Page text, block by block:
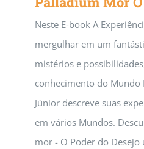
Neste E-book A
mergulhar em um
mistérios e
conhecimento do Mundo
Júnior descreve suas
em vários Mundos.
mor - O Poder do Desejo